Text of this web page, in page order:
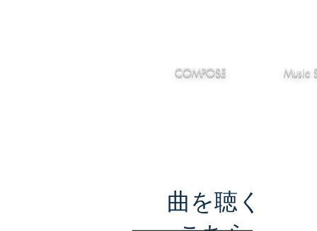
COMPOSE Music
曲を聴く